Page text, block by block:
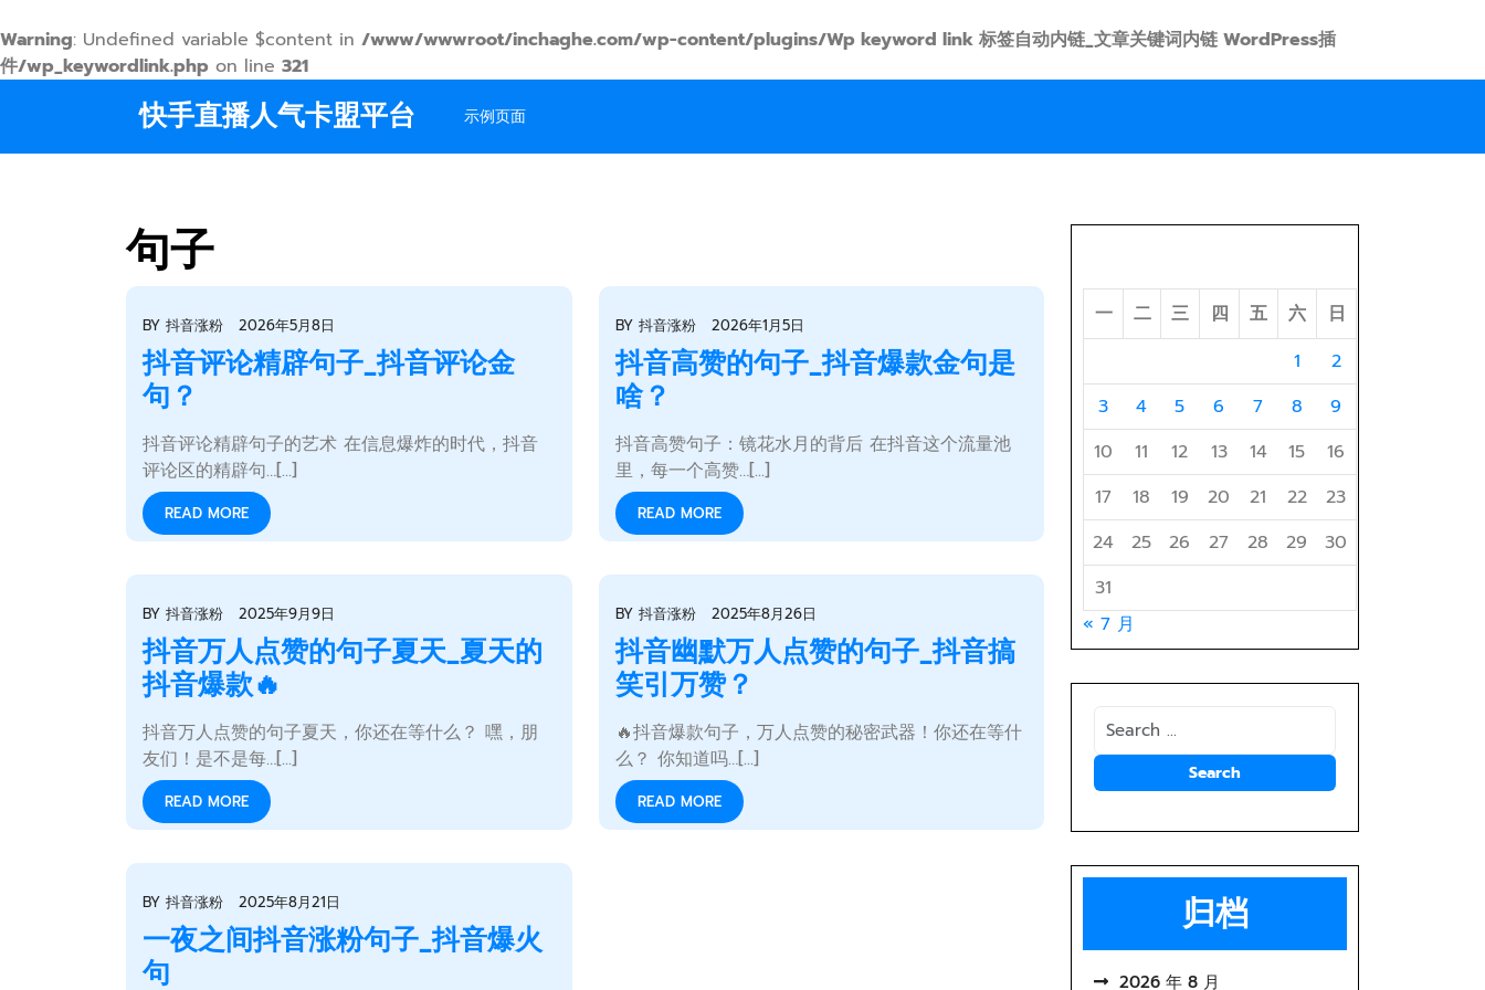
Warning: Undefined variable $content in /www/wwwroot/inchaghe.com/wp-content/plugins/Wp keyword link 标签自动内链_文章关键词内链 WordPress插
件/wp_keywordlink.php on line 321
快手直播人气卡盟平台 示例页面
句子
BY 抖音涨粉 2026年5月8日
抖音评论精辟句子_抖音评论金
句？
抖音评论精辟句子的艺术 在信息爆炸的时代，抖音
评论区的精辟句…[...]
READ MORE
BY 抖音涨粉 2026年1月5日
抖音高赞的句子_抖音爆款金句是
啥？
抖音高赞句子：镜花水月的背后 在抖音这个流量池
里，每一个高赞…[...]
READ MORE
BY 抖音涨粉 2025年9月9日
抖音万人点赞的句子夏天_夏天的
抖音爆款🔥
抖音万人点赞的句子夏天，你还在等什么？ 嘿，朋
友们！是不是每…[...]
READ MORE
BY 抖音涨粉 2025年8月26日
抖音幽默万人点赞的句子_抖音搞
笑引万赞？
🔥抖音爆款句子，万人点赞的秘密武器！你还在等什
么？ 你知道吗…[...]
READ MORE
BY 抖音涨粉 2025年8月21日
一夜之间抖音涨粉句子_抖音爆火
句
一
二 三 四 五 六
日
1
2
3
4 5 6 7 8
9
10
11 12 13 14 15
16
17
18 19 20 21 22
23
24
25 26 27 28 29
30
31
« 7 月
归档
2026 年 8 月